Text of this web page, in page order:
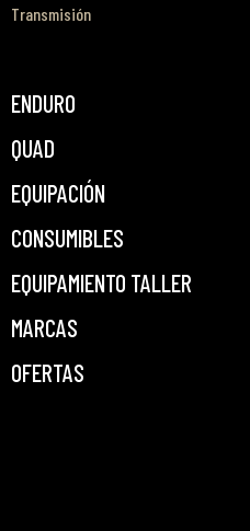
Transmisión
ENDURO
QUAD
EQUIPACIÓN
CONSUMIBLES
EQUIPAMIENTO TALLER
MARCAS
OFERTAS